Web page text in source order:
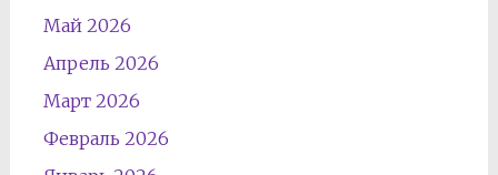
Май 2026
Апрель 2026
Март 2026
Февраль 2026